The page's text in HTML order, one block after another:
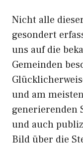
Nicht alle
gesondert
uns auf die
Gemeinden
und am
generierenden
und auch
Bild über die